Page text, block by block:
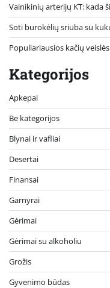
Vainikinių arterijų KT: kada
Soti burokėlių sriuba su
Populiariausios kačių
Kategorijos
Apkepai
Be kategorijos
Blynai ir vafliai
Desertai
Finansai
Garnyrai
Gėrimai
Gėrimai su alkoholiu
Grožis
Gyvenimo būdas